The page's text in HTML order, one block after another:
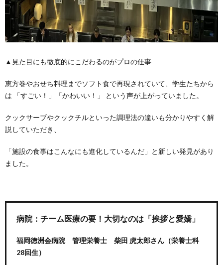
▲見た目にも徹底的にこだわるのがプロの仕事
恵方巻やおせち料理までソフト食で再現されていて、学生たちから
は 「すごい！」「かわいい！」 という声が上がっていました。
クックサーブやクックチルといった調理法の違いも分かりやすく解
説していただき、
「施設の食事はこんなにも進化しているんだ」と新しい発見があり
ました。
病院：チーム医療の要！大切なのは「挨拶と愛嬌」
福岡徳洲会病院 管理栄養士 柴田 虎太郎さん （栄養士科
28回生）